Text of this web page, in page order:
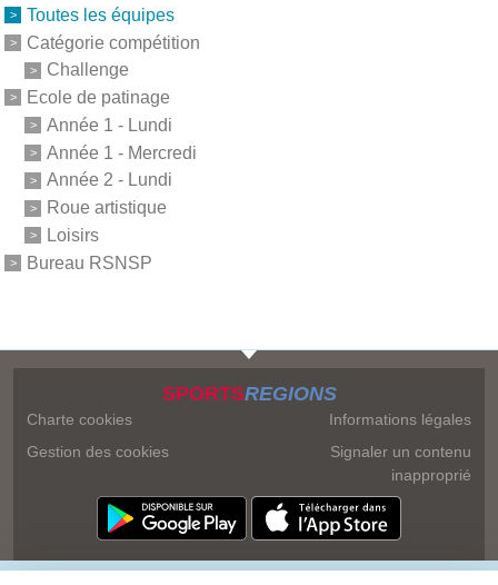
Toutes les équipes
Catégorie compétition
Challenge
Ecole de patinage
Année 1 - Lundi
Année 1 - Mercredi
Année 2 - Lundi
Roue artistique
Loisirs
Bureau RSNSP
SPORTSREGIONS
Charte cookies
Gestion des cookies
Informations légales
Signaler un contenu
inapproprié